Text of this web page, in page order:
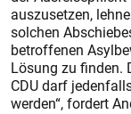
auszusetzen,
solchen
betroffenen
Lösung zu finden.
CDU darf
werden“, fordert